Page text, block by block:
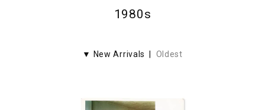
1980s
▼ New Arrivals | Oldest